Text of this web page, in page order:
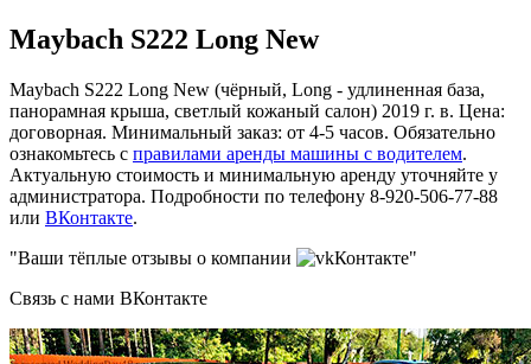
Maybach S222 Long New
Maybach S222 Long New (чёрный, Long - удлиненная база,
панорамная крыша, светлый кожаный салон) 2019 г. в. Цена:
договорная. Минимальный заказ: от 4-5 часов. Обязательно
ознакомьтесь с правилами аренды машины с водителем.
Актуальную стоимость и минимальную аренду уточняйте у
администратора. Подробности по телефону 8-920-506-77-88
или ВКонтакте.
"Ваши тёплые отзывы о компании
Контакте"
Связь с нами ВКонтакте